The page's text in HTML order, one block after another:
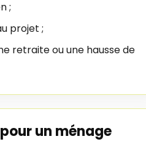
;
projet ;
retraite ou une hausse de
un ménage